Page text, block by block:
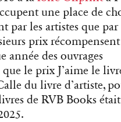
une place de
par les artistes que
prix récompensent
année des ouvrages
le prix J’aime le
du livre d’artiste,
de RVB Books était